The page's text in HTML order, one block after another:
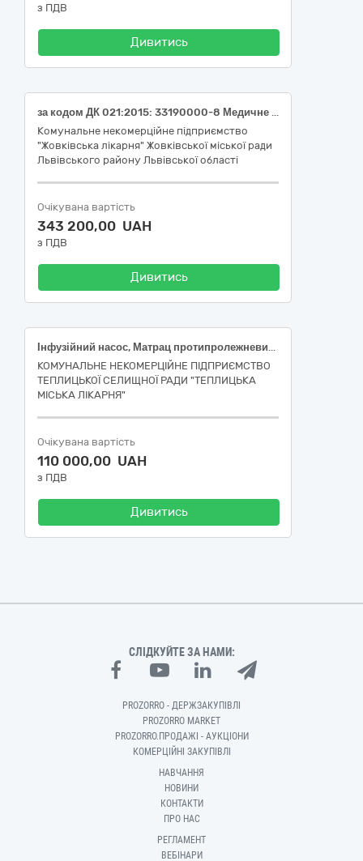
з ПДВ
Дивитись
за кодом ДК 021:2015: 33190000-8 Медичне обладнання та вироби медичного призначення різні - Опромінювач бактерицидний ультрафіолетовий екранований (НК 024:2023 «Класифікатор медичних виробів» - НК 024:2023: код 62893 - Ультрафіолетова система дезінфекції приміщень - НК 031:2024 «Класифікатор медичних виробів» - НК 031:2024: Z120614 -ІНФРАЧЕРВОНІ УЛЬТРАФІОЛЕТОВІ ЛАМПИ)
Комунальне некомерційне підприємство
"Жовківська лікарня" Жовківської міської ради
Львівського району Львівської області
Очікувана вартість
343 200,00 UAH
з ПДВ
Дивитись
Інфузійний насос, Матрац протипролежневий секційного типу, з компресором
КОМУНАЛЬНЕ НЕКОМЕРЦІЙНЕ ПІДПРИЄМСТВО
ТЕПЛИЦЬКОЇ СЕЛИЩНОЇ РАДИ "ТЕПЛИЦЬКА
МІСЬКА ЛІКАРНЯ"
Очікувана вартість
110 000,00 UAH
з ПДВ
Дивитись
СЛІДКУЙТЕ ЗА НАМИ:
PROZORRO - ДЕРЖЗАКУПІВЛІ
PROZORRO MARKET
PROZORRO.ПРОДАЖІ - АУКЦІОНИ
КОМЕРЦІЙНІ ЗАКУПІВЛІ
НАВЧАННЯ
НОВИНИ
КОНТАКТИ
ПРО НАС
РЕГЛАМЕНТ
ВЕБІНАРИ